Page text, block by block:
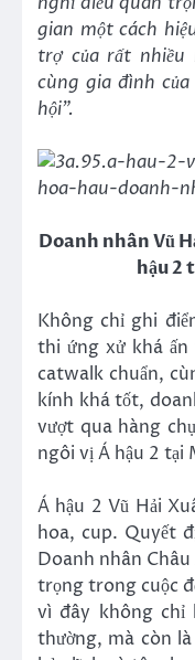
gian một cách
trợ của rất
cùng gia đình
hội”.
Doanh nhân Vũ
hậu 2
Không chỉ ghi
thi ứng xử khá ấn
catwalk chuẩn,
kính khá tốt,
vượt qua hàng
ngôi vị Á hậu 2 tại
Á hậu 2 Vũ Hải
hoa, cup. Quyết
Doanh nhân
trọng trong cuộc
vì đây không chỉ
thường, mà còn